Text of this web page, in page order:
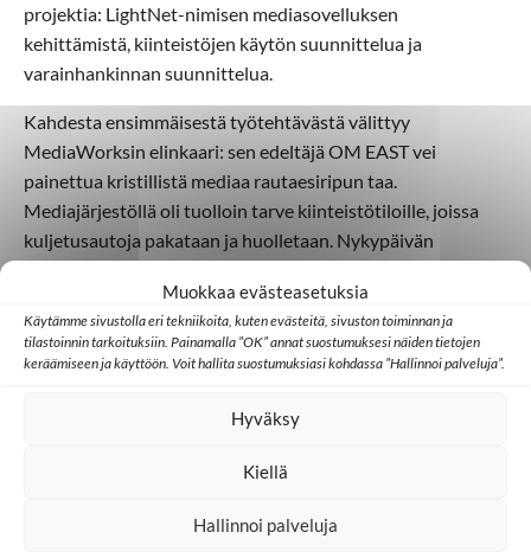
Muokkaa evästeasetuksia
Käytämme sivustolla eri tekniikoita, kuten evästeitä, sivuston toiminnan ja
tilastoinnin tarkoituksiin. Painamalla ”OK” annat suostumuksesi näiden tietojen
keräämiseen ja käyttöön. Voit hallita suostumuksiasi kohdassa ”Hallinnoi palveluja”.
Hyväksy
Kiellä
Hallinnoi palveluja
projektia: LightNet-nimisen mediasovelluksen
kehittämistä, kiinteistöjen käytön suunnittelua ja
varainhankinnan suunnittelua.
Kahdesta ensimmäisestä työtehtävästä välittyy
MediaWorksin elinkaari: sen edeltäjä OM EAST vei
painettua kristillistä mediaa rautaesiripun taa.
Mediajärjestöllä oli tuolloin tarve kiinteistötiloille, joissa
kuljetusautoja pakataan ja huolletaan. Nykypäivän
ovat puolestaan olennaisia. Tästä esimerkkinä on LightNet,
joka on suunniteltu kristillisen materiaalin jakamiseen
erityisesti haastavissa ympäristöissä.
Kehittäminen ja strateginen suunnittelu vaikuttavat Royn
erikoisosaamiselta, vaikka kehittämisen kohteet
vaihtelevat. Uusi työnimikekin on varsin monipuolinen: